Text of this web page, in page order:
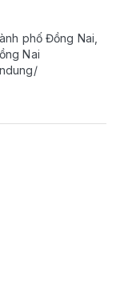
phố Đồng Nai,
Nai